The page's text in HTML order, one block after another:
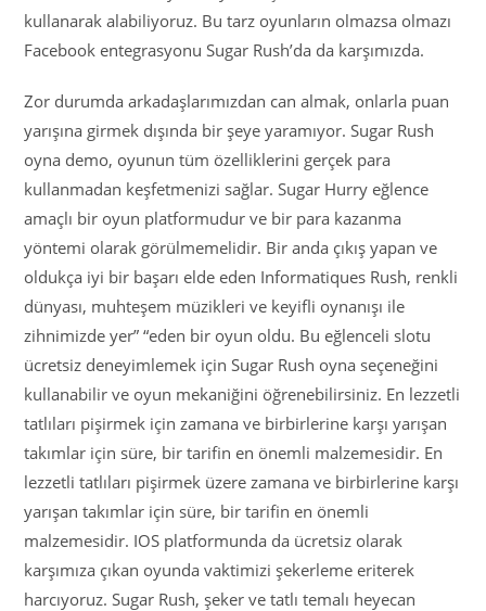
kullanarak alabiliyoruz. Bu tarz oyunların olmazsa olmazı
Facebook entegrasyonu Sugar Rush’da da karşımızda.
Zor durumda arkadaşlarımızdan can almak, onlarla puan
yarışına girmek dışında bir şeye yaramıyor. Sugar Rush
oyna demo, oyunun tüm özelliklerini gerçek para
kullanmadan keşfetmenizi sağlar. Sugar Hurry eğlence
amaçlı bir oyun platformudur ve bir para kazanma
yöntemi olarak görülmemelidir. Bir anda çıkış yapan ve
oldukça iyi bir başarı elde eden Informatiques Rush, renkli
dünyası, muhteşem müzikleri ve keyifli oynanışı ile
zihnimizde yer” “eden bir oyun oldu. Bu eğlenceli slotu
ücretsiz deneyimlemek için Sugar Rush oyna seçeneğini
kullanabilir ve oyun mekaniğini öğrenebilirsiniz. En lezzetli
tatlıları pişirmek için zamana ve birbirlerine karşı yarışan
takımlar için süre, bir tarifin en önemli malzemesidir. En
lezzetli tatlıları pişirmek üzere zamana ve birbirlerine karşı
yarışan takımlar için süre, bir tarifin en önemli
malzemesidir. IOS platformunda da ücretsiz olarak
karşımıza çıkan oyunda vaktimizi şekerleme eriterek
harcıyoruz. Sugar Rush, şeker ve tatlı temalı heyecan